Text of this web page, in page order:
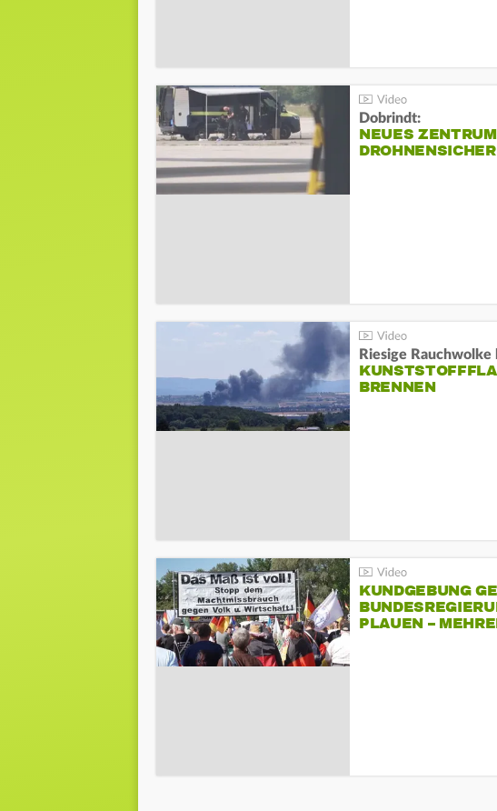
Dobrindt:
NEUES
Riesige
BRENNEN
KUNDGEBUNG
PLAUEN –